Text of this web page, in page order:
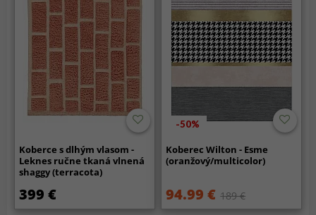
Koberce s dlhým vlasom -
Leknes ručne tkaná vlnená
shaggy (terracota)
399 €
-50%
Koberec Wilton - Esme
(oranžový/multicolor)
94.99 € 189 €